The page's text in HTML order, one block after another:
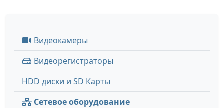
Видеокамеры
Видеорегистраторы
HDD диски и SD Карты
Сетевое оборудование